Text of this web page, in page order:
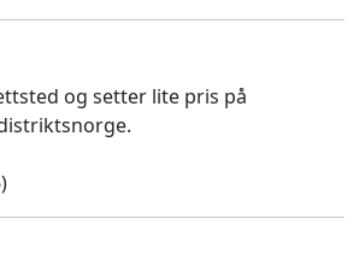
og setter lite pris på